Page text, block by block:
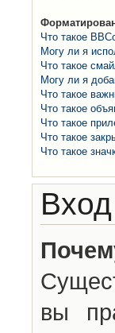
Что такое
Могу ли я
Что такое
Могу ли я
Что такое
Что такое
Что такое
Что такое
Что такое
вы